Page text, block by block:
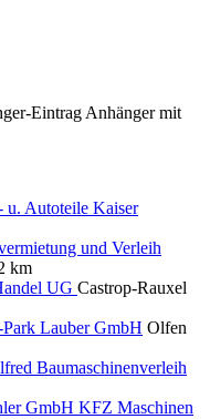
Eintrag Anhänger mit
u. Autoteile Kaiser
und Verleih
km
UG Castrop-Rauxel
Lauber GmbH Olfen
Baumaschinenverleih
GmbH KFZ Maschinen